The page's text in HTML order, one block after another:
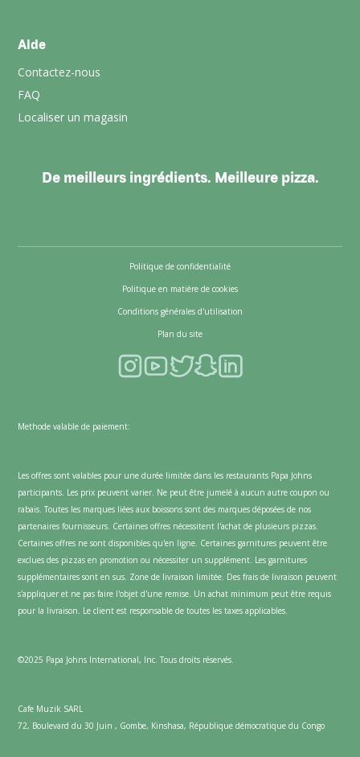
Aide
Contactez-nous
FAQ
Localiser un magasin
De meilleurs ingrédients. Meilleure pizza.
Politique de confidentialité
Politique en matière de cookies
Conditions générales d'utilisation
Plan du site
Methode valable de paiement:
Les offres sont valables pour une durée limitée dans les restaurants Papa Johns
participants. Les prix peuvent varier. Ne peut être jumelé à aucun autre coupon ou
rabais. Toutes les marques liées aux boissons sont des marques déposées de nos
partenaires fournisseurs. Certaines offres nécessitent l'achat de plusieurs pizzas.
Certaines offres ne sont disponibles qu'en ligne. Certaines garnitures peuvent être
exclues des pizzas en promotion ou nécessiter un supplément. Les garnitures
supplémentaires sont en sus. Zone de livraison limitée. Des frais de livraison peuvent
s'appliquer et ne pas faire l'objet d'une remise. Un achat minimum peut être requis
pour la livraison. Le client est responsable de toutes les taxes applicables.
©2025 Papa Johns International, Inc. Tous droits réservés.
Cafe Muzik SARL
72, Boulevard du 30 Juin , Gombe, Kinshasa, République démocratique du Congo